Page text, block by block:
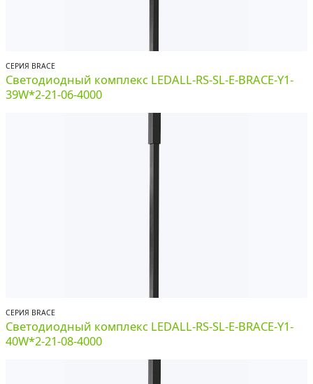
СЕРИЯ BRACE
Светодиодный комплекс LEDALL-RS-SL-E-BRACE-Y1-
39W*2-21-06-4000
СЕРИЯ BRACE
Светодиодный комплекс LEDALL-RS-SL-E-BRACE-Y1-
40W*2-21-08-4000